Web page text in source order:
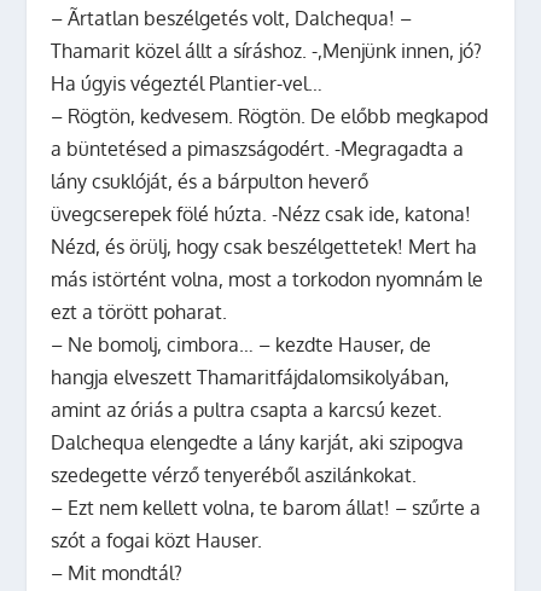
– Ãrtatlan beszélgetés volt, Dalchequa! –
Thamarit közel állt a síráshoz. -,Menjünk innen, jó?
Ha úgyis végeztél Plantier-vel…
– Rögtön, kedvesem. Rögtön. De előbb megkapod
a büntetésed a pimaszságodért. -Megragadta a
lány csuklóját, és a bárpulton heverő
üvegcserepek fölé húzta. -Nézz csak ide, katona!
Nézd, és örülj, hogy csak beszélgettetek! Mert ha
más istörtént volna, most a torkodon nyomnám le
ezt a törött poharat.
– Ne bomolj, cimbora… – kezdte Hauser, de
hangja elveszett Thamaritfájdalomsikolyában,
amint az óriás a pultra csapta a karcsú kezet.
Dalchequa elengedte a lány karját, aki szipogva
szedegette vérző tenyeréből aszilánkokat.
– Ezt nem kellett volna, te barom állat! – szűrte a
szót a fogai közt Hauser.
– Mit mondtál?